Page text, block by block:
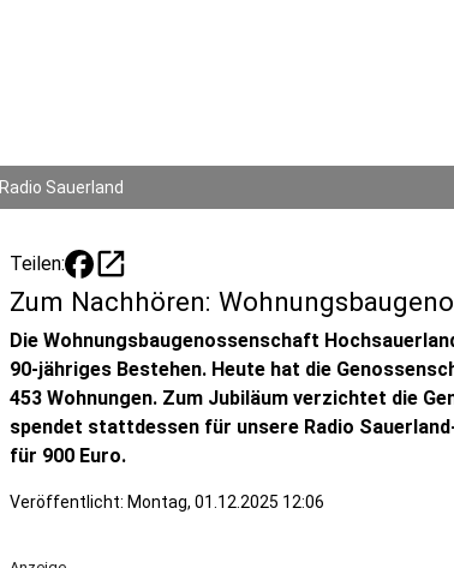
Radio Sauerland
Teilen: open_in_new
Zum Nachhören:
Die Wohnungsbaugenossenschaft
90-jähriges Bestehen. Heute hat die
453 Wohnungen. Zum Jubiläum verzichtet die
spendet stattdessen für unsere Radio
für 900 Euro.
Veröffentlicht: Montag, 01.12.2025 12:06